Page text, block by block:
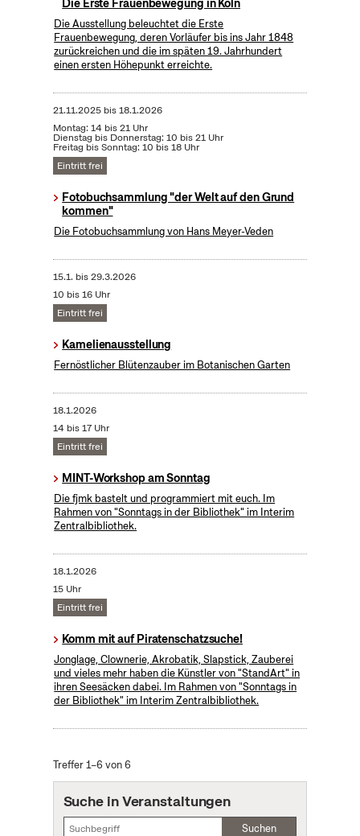
Die Erste Frauenbewegung in Köln
Die Ausstellung beleuchtet die Erste
Frauenbewegung, deren Vorläufer bis ins Jahr 1848
zurückreichen und die im späten 19. Jahrhundert
einen ersten Höhepunkt erreichte.
21.11.2025bis18.1.2026
Montag: 14 bis 21 Uhr
Dienstag bis Donnerstag: 10 bis 21 Uhr
Freitag bis Sonntag: 10 bis 18 Uhr
Eintritt frei
Fotobuchsammlung "der Welt auf den Grund
kommen"
Die Fotobuchsammlung von Hans Meyer-Veden
15.1. bis29.3.2026
10 bis 16 Uhr
Eintritt frei
Kamelienausstellung
Fernöstlicher Blütenzauber im Botanischen Garten
18.1.2026
14 bis 17 Uhr
Eintritt frei
MINT-Workshop am Sonntag
Die fjmk bastelt und programmiert mit euch. Im
Rahmen von "Sonntags in der Bibliothek" im Interim
Zentralbibliothek.
18.1.2026
15 Uhr
Eintritt frei
Komm mit auf Piratenschatzsuche!
Jonglage, Clownerie, Akrobatik, Slapstick, Zauberei
und vieles mehr haben die Künstler von "StandArt" in
ihren Seesäcken dabei. Im Rahmen von "Sonntags in
der Bibliothek" im Interim Zentralbibliothek.
Treffer 1–6 von 6
Suche in Veranstaltungen
Suchen